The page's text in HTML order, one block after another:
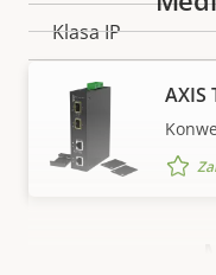
Klasa IP
Do
Zrównoważony
AXIS